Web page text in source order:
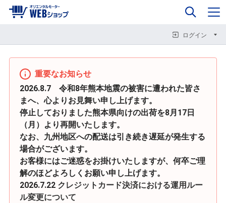
企業情報
ログイン
カート 0
重要なお知らせ
2026.8.7 令和8年熊本地震の被害に遭われた皆さ
まへ、心よりお見舞い申し上げます。
停止しておりました熊本県向けの出荷を8月17日
（月）より再開いたします。
なお、九州地区への配送は引き続き遅延が発生する
場合がございます。
お客様にはご迷惑をお掛けいたしますが、何卒ご理
解のほどよろしくお願い申し上げます。
2026.7.22 クレジットカード決済における運用ルー
ル変更について